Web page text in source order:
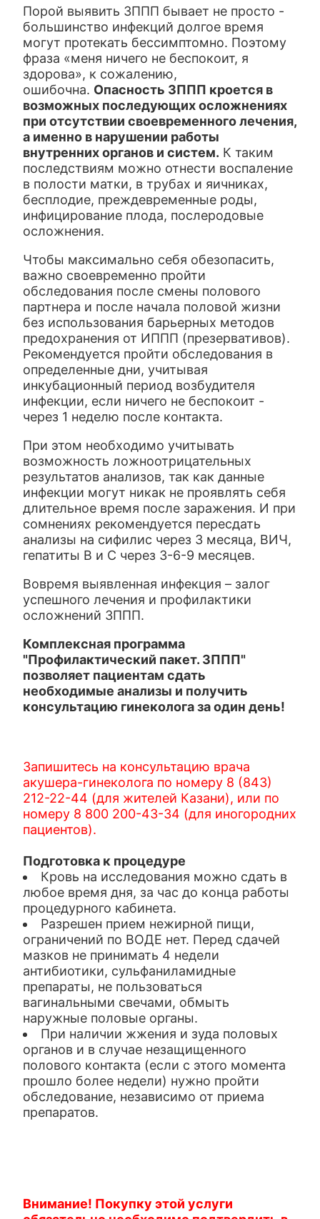
Порой выявить ЗППП бывает не просто -
большинство инфекций долгое время
могут протекать бессимптомно. Поэтому
фраза «меня ничего не беспокоит, я
здорова», к сожалению,
ошибочна. Опасность ЗППП кроется в
возможных последующих осложнениях
при отсутствии своевременного лечения,
а именно в нарушении работы
внутренних органов и систем. К таким
последствиям можно отнести воспаление
в полости матки, в трубах и яичниках,
бесплодие, преждевременные роды,
инфицирование плода, послеродовые
осложнения.
Чтобы максимально себя обезопасить,
важно своевременно пройти
обследования после смены полового
партнера и после начала половой жизни
без использования барьерных методов
предохранения от ИППП (презервативов).
Рекомендуется пройти обследования в
определенные дни, учитывая
инкубационный период возбудителя
инфекции, если ничего не беспокоит -
через 1 неделю после контакта.
При этом необходимо учитывать
возможность ложноотрицательных
результатов анализов, так как данные
инфекции могут никак не проявлять себя
длительное время после заражения. И при
сомнениях рекомендуется пересдать
анализы на сифилис через 3 месяца, ВИЧ,
гепатиты В и С через 3-6-9 месяцев.
Вовремя выявленная инфекция – залог
успешного лечения и профилактики
осложнений ЗППП.
Комплексная программа
"Профилактический пакет. ЗППП"
позволяет пациентам сдать
необходимые анализы и получить
консультацию гинеколога за один день!
Запишитесь на консультацию врача
акушера-гинеколога по номеру 8 (843)
212-22-44 (для жителей Казани), или по
номеру 8 800 200-43-34 (для иногородних
пациентов).
Подготовка к процедуре
Кровь на исследования можно сдать в
любое время дня, за час до конца работы
процедурного кабинета.
Разрешен прием нежирной пищи,
ограничений по ВОДЕ нет. Перед сдачей
мазков не принимать 4 недели
антибиотики, сульфаниламидные
препараты, не пользоваться
вагинальными свечами, обмыть
наружные половые органы.
При наличии жжения и зуда половых
органов и в случае незащищенного
полового контакта (если с этого момента
прошло более недели) нужно пройти
обследование, независимо от приема
препаратов.
Внимание! Покупку этой услуги